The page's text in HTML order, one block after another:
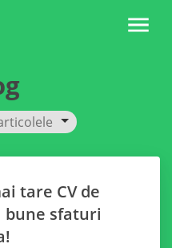
tare CV de
bune sfaturi